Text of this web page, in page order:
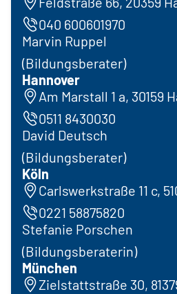
040 600601970
Marvin Ruppel
(Bildungsberater)
Hannover
Am Marstall 1 a, 30159
0511 8430030
David Deutsch
(Bildungsberater)
Köln
Carlswerkstraße 11 c,
0221 58875820
Stefanie Porschen
(Bildungsberaterin)
München
Zielstattstraße 30,